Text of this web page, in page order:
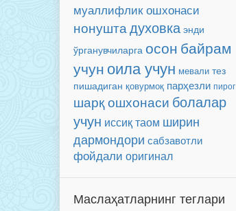
муаллифлик ошхонаси
нонуштадуховка энди
ўрганувчиларга осон байрам
учун оила учун мевали тез
пишадиган қовурмоқ парҳезли пирог
шарқ ошхонаси болалар
учун иссиқ таом ширин
дармондори сабзавотли
фойдали оригинал
Маслаҳатларнинг теглари